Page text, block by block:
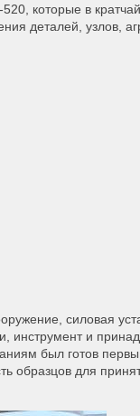
которые в
деталей, узлов,
силовая
инструмент и
был готов
образцов для